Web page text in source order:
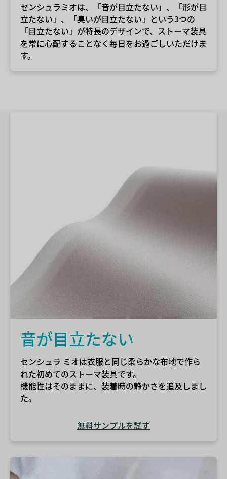
センシュラミオは、「音が目立たない」、「形が目
立たない」、「臭いが目立たない」という3つの
「目立たない」が特長のデザインで、ストーマ装具
を常に心配することなく毎日をお過ごしいただけま
す。
音が目立たない
センシュラ ミオは衣服と同じ柔らかな布地で作ら
れた初めてのストーマ装具です。
機能性はそのままに、装着時の静かさを追及しまし
た。
無料サンプルを試す